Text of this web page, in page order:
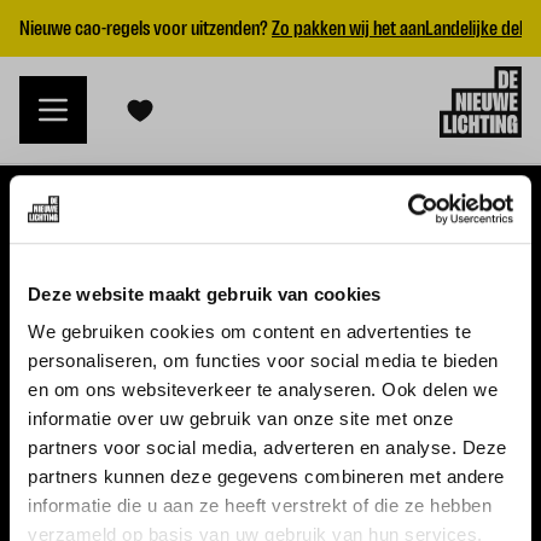
Deze website maakt gebruik van cookies
We gebruiken cookies om content en advertenties te
personaliseren, om functies voor social media te bieden
en om ons websiteverkeer te analyseren. Ook delen we
informatie over uw gebruik van onze site met onze
partners voor social media, adverteren en analyse. Deze
partners kunnen deze gegevens combineren met andere
informatie die u aan ze heeft verstrekt of die ze hebben
verzameld op basis van uw gebruik van hun services.
Nieuwe cao-regels voor uitzenden?Zo pakken wij het aanLandelijke
WERKGEVERS
Nieuwe cao uitzenden 2026
Vraag een offerte aan
VACATURES
Alle vacatures
Topvacatures